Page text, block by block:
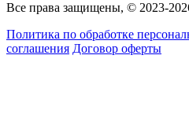
Все права защищены, © 2023-
Политика по обработке
соглашения Договор оферты